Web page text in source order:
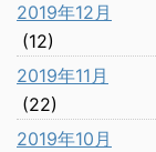
2019年12月
(12)
2019年11月
(22)
2019年10月